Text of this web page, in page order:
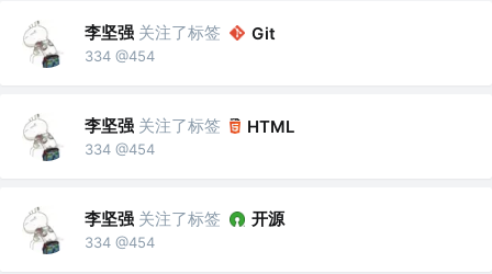
李坚强 关注了标签 Git
334 @454
李坚强 关注了标签 HTML
334 @454
李坚强 关注了标签 开源
334 @454